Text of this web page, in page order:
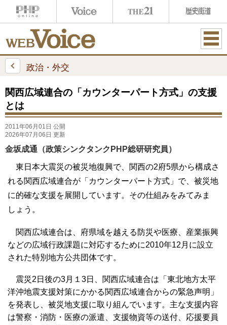
ME
政治・外交
関西広域連合の「カウンターパート方式」の支援
とは
2011年06月01日 公開
2026年07月06日 更新
金坂成通（政策シンクタンクPHP総研研究員）
東日本大震災の被災地復興で、関西の2府5県から構成さ
れる関西広域連合が「カウンターパート方式」で、被災地
に的確な支援を展開しています。その仕組みをみてみま
しょう。
関西広域連合は、府県域を越える防災や医療、産業振興
などの広域行政課題に対応するために2010年12月に設立
された特別地方公共団体です。
震災2日後の3月１3日、関西広域連合は「東北地方太平
洋沖地震支援対策にかかる関西広域連合からの緊急声明」
を発表し、被災地支援に取り組んでいます。主な支援内容
は警察・消防・医療の派遣、支援物資等の送付、応援要員